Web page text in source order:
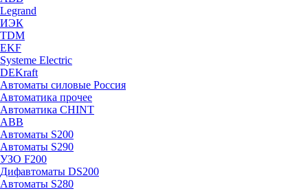
Legrand
ИЭК
TDM
EKF
Systeme Electric
DEKraft
Автоматы силовые Россия
Автоматика прочее
Автоматика CHINT
ABB
Автоматы S200
Автоматы S290
УЗО F200
Дифавтоматы DS200
Автоматы S280